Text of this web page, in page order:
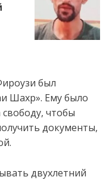
был
Шахр». Ему было
чтобы
документы,
двухлетний